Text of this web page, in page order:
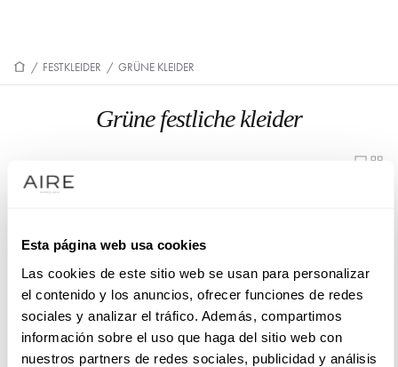
Esta página web usa cookies
Las cookies de este sitio web se usan para personalizar
el contenido y los anuncios, ofrecer funciones de redes
sociales y analizar el tráfico. Además, compartimos
información sobre el uso que haga del sitio web con
nuestros partners de redes sociales, publicidad y análisis
/ FESTKLEIDER / GRÜNE KLEIDER
Grüne festliche kleider
1UA8
1U90 1U50
1U24 1U63